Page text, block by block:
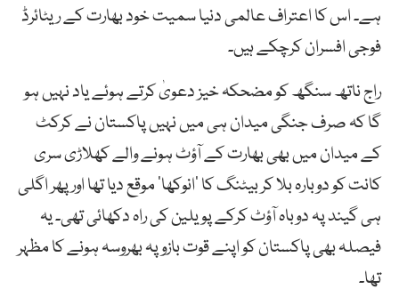
ہے۔ اس کا اعتراف عالمی دنیا سمیت خود بھارت کے ریٹائرڈ
فوجی افسران کرچکے ہیں۔
راج ناتھ سنگھ کو مضحکہ خیز دعویٰ کرتے ہوئے یاد نہیں ہو
گا کہ صرف جنگی میدان ہی میں نہیں پاکستان نے کرکٹ
کے میدان میں بھی بھارت کے آؤٹ ہونے والے کھلاڑی سری
کانت کو دوبارہ بلا کر بیٹنگ کا ’انوکھا‘ موقع دیا تھا اور پھر اگلی
ہی گیند پہ دوباہ آؤٹ کرکے پویلین کی راہ دکھائی تھی۔ یہ
فیصلہ بھی پاکستان کو اپنے قوت بازو پہ بھروسہ ہونے کا مظہر
تھا۔